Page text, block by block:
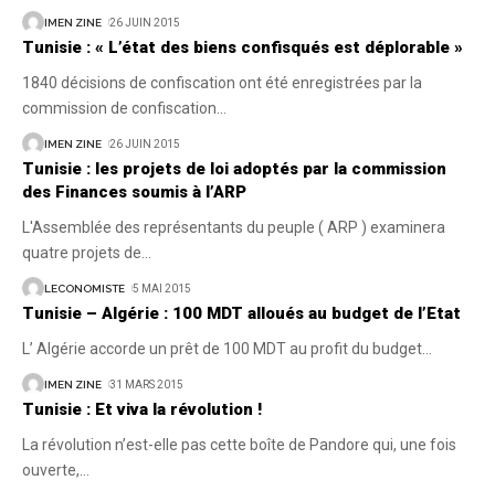
IMEN ZINE 26 JUIN 2015
Tunisie : « L’état des biens confisqués est déplorable »
1840 décisions de confiscation ont été enregistrées par la
commission de confiscation
IMEN ZINE 26 JUIN 2015
Tunisie : les projets de loi adoptés par la commission
des Finances soumis à l’ARP
L'Assemblée des représentants du peuple ( ARP ) examinera
quatre projets de
LECONOMISTE 5 MAI 2015
Tunisie – Algérie : 100 MDT alloués au budget de l’Etat
L’ Algérie accorde un prêt de 100 MDT au profit du budget
IMEN ZINE 31 MARS 2015
Tunisie : Et viva la révolution !
La révolution n’est-elle pas cette boîte de Pandore qui, une fois
ouverte,